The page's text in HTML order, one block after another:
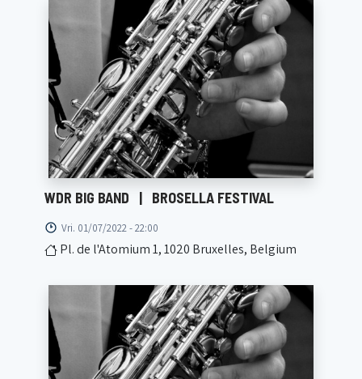
WDR BIG BAND | BROSELLA FESTIVAL
Vri. 01/07/2022 - 22:00
Pl. de l'Atomium 1, 1020 Bruxelles, Belgium